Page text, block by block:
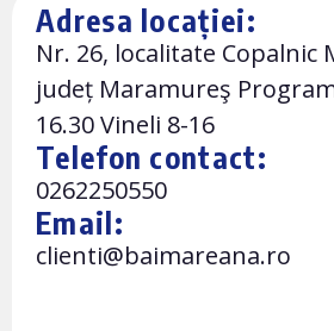
Adresa locației:
Nr. 26, localitate Copalnic
județ Maramureş
16.30 Vineli 8-16
Telefon contact:
0262250550
Email:
clienti@baimareana.ro